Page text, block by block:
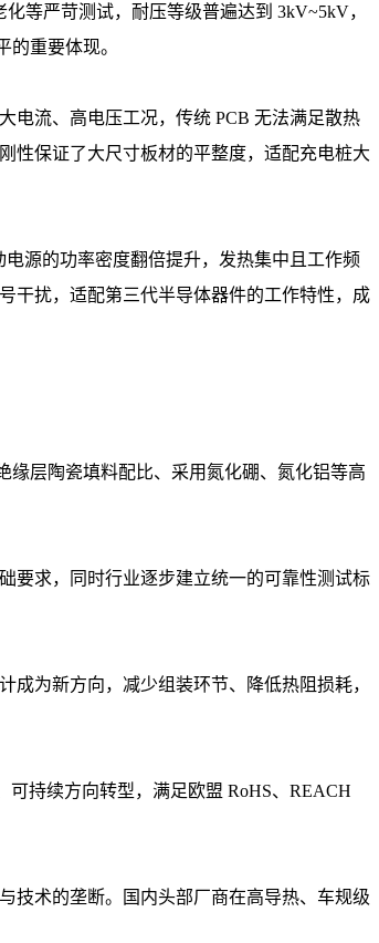
等严苛测试，耐压等级普遍达到 3kV~5kV，
重要体现。
电流、高电压工况，传统 PCB 无法满足散热
性保证了大尺寸板材的平整度，适配充电桩大
源的功率密度翻倍提升，发热集中且工作频
干扰，适配第三代半导体器件的工作特性，成
缘层陶瓷填料配比、采用氮化硼、氮化铝等高
要求，同时行业逐步建立统一的可靠性测试标
为新方向，减少组装环节、降低热阻损耗，
持续方向转型，满足欧盟 RoHS、REACH
技术的垄断。国内头部厂商在高导热、车规级